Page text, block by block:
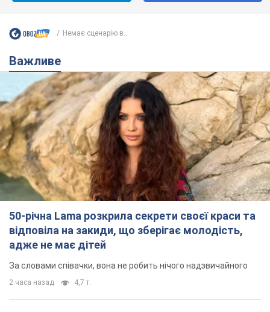
Немає сценарію в...
Важливе
50-річна Lama розкрила секрети своєї краси та
відповіла на закиди, що зберігає молодість,
адже не має дітей
За словами співачки, вона не робить нічого надзвичайного
2 часа назад 4,7 т.